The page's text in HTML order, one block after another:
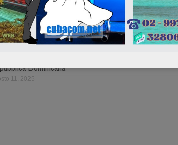
Dominicana
11, 2025